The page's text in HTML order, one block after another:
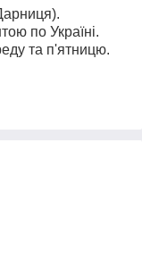
по Україні.
та п'ятницю.